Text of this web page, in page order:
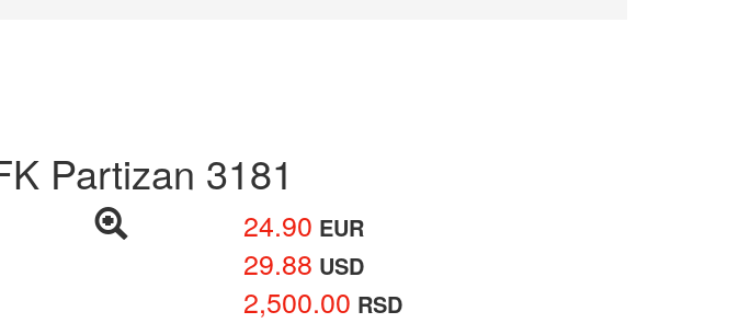
Partizan 3181
24.90 EUR
29.88 USD
2,500.00 RSD